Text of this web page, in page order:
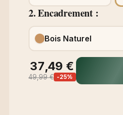
2. Encadrement :
Bois Naturel
37,49 €
49,99 € -25%